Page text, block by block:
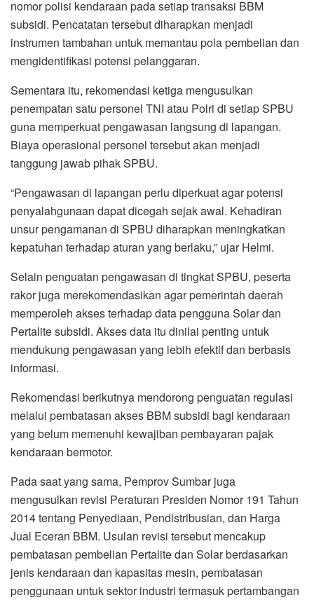
nomor polisi kendaraan pada setiap transaksi BBM
subsidi. Pencatatan tersebut diharapkan menjadi
instrumen tambahan untuk memantau pola pembelian dan
mengidentifikasi potensi pelanggaran.
Sementara itu, rekomendasi ketiga mengusulkan
penempatan satu personel TNI atau Polri di setiap SPBU
guna memperkuat pengawasan langsung di lapangan.
Biaya operasional personel tersebut akan menjadi
tanggung jawab pihak SPBU.
“Pengawasan di lapangan perlu diperkuat agar potensi
penyalahgunaan dapat dicegah sejak awal. Kehadiran
unsur pengamanan di SPBU diharapkan meningkatkan
kepatuhan terhadap aturan yang berlaku,” ujar Helmi.
Selain penguatan pengawasan di tingkat SPBU, peserta
rakor juga merekomendasikan agar pemerintah daerah
memperoleh akses terhadap data pengguna Solar dan
Pertalite subsidi. Akses data itu dinilai penting untuk
mendukung pengawasan yang lebih efektif dan berbasis
informasi.
Rekomendasi berikutnya mendorong penguatan regulasi
melalui pembatasan akses BBM subsidi bagi kendaraan
yang belum memenuhi kewajiban pembayaran pajak
kendaraan bermotor.
Pada saat yang sama, Pemprov Sumbar juga
mengusulkan revisi Peraturan Presiden Nomor 191 Tahun
2014 tentang Penyediaan, Pendistribusian, dan Harga
Jual Eceran BBM. Usulan revisi tersebut mencakup
pembatasan pembelian Pertalite dan Solar berdasarkan
jenis kendaraan dan kapasitas mesin, pembatasan
penggunaan untuk sektor industri termasuk pertambangan